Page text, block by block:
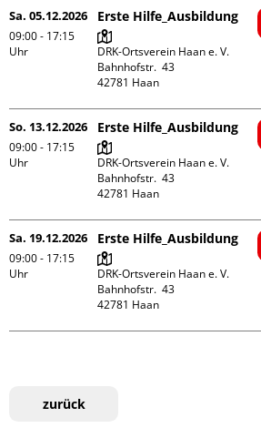
Sa. 05.12.2026
09:00 - 17:15
Uhr
Erste Hilfe_Ausbildung
DRK-Ortsverein Haan e. V.
Bahnhofstr.  43
So. 13.12.2026
09:00 - 17:15
Uhr
Erste Hilfe_Ausbildung
DRK-Ortsverein Haan e. V.
Bahnhofstr.  43
Sa. 19.12.2026
09:00 - 17:15
Uhr
Erste Hilfe_Ausbildung
DRK-Ortsverein Haan e. V.
Bahnhofstr.  43
zurück